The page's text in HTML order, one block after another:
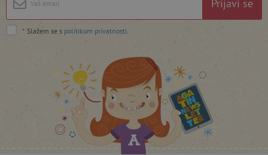
Prijavi se
* Slažem se s politikom privatnosti
_lb_ccc .agatinsvijet.hr